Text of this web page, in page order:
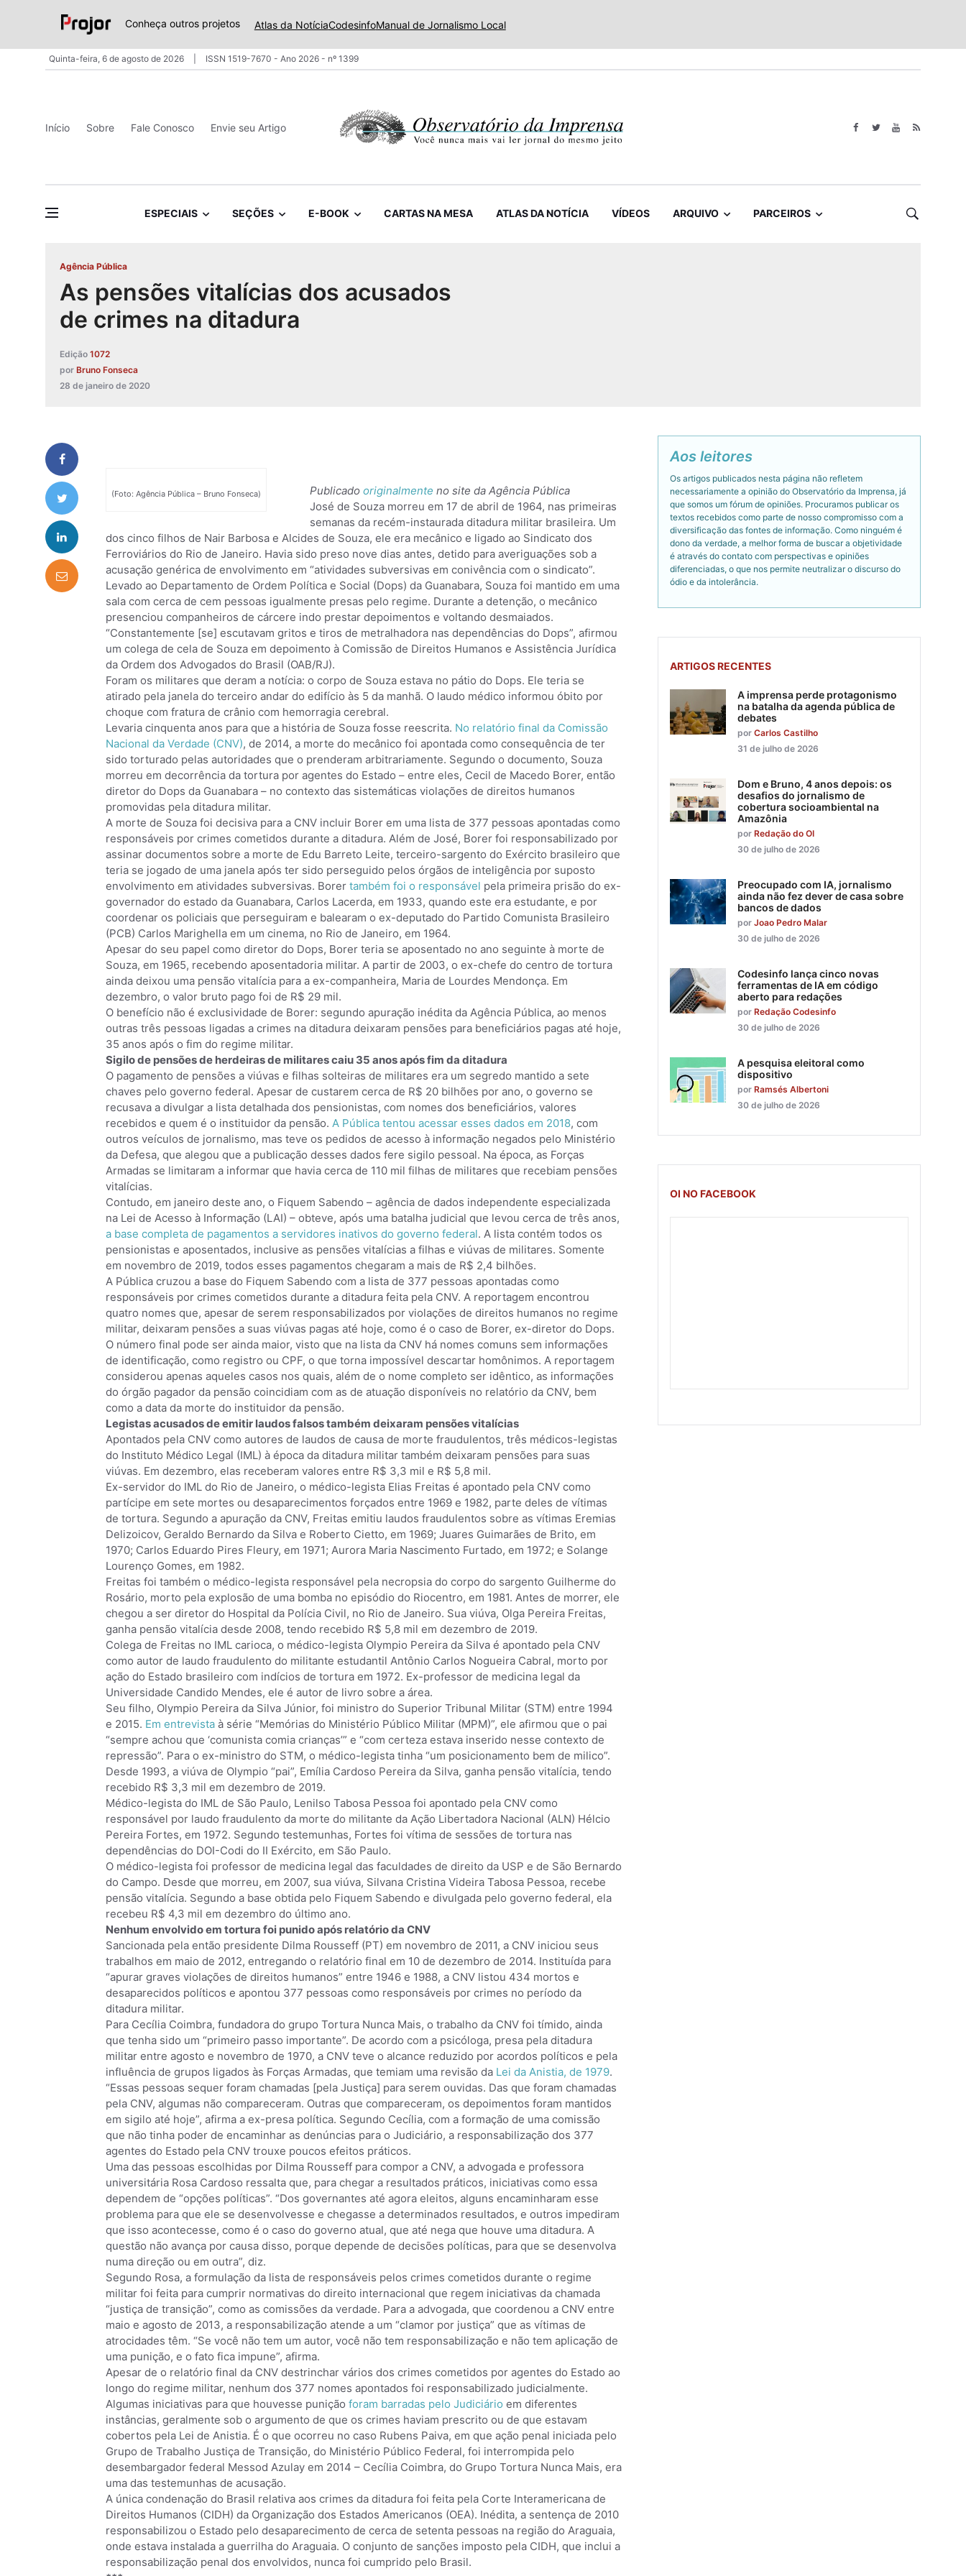
Conheça outros projetos Atlas da NotíciaCodesinfoManual de Jornalismo Local
Quinta-feira, 6 de agosto de 2026 ISSN 1519-7670 - Ano 2026 - nº 1399
Início Sobre Fale Conosco Envie seu Artigo
ESPECIAIS SEÇÕES E-BOOK CARTAS NA MESA ATLAS DA NOTÍCIA VÍDEOS ARQUIVO PARCEIROS
Agência Pública
As pensões vitalícias dos acusados
de crimes na ditadura
Edição 1072
por Bruno Fonseca
28 de janeiro de 2020
(Foto: Agência Pública – Bruno Fonseca) Publicado originalmente no site da Agência Pública
José de Souza morreu em 17 de abril de 1964, nas primeiras
semanas da recém-instaurada ditadura militar brasileira. Um
dos cinco filhos de Nair Barbosa e Alcides de Souza, ele era mecânico e ligado ao Sindicato dos
Ferroviários do Rio de Janeiro. Havia sido preso nove dias antes, detido para averiguações sob a
acusação genérica de envolvimento em “atividades subversivas em conivência com o sindicato”.
Levado ao Departamento de Ordem Política e Social (Dops) da Guanabara, Souza foi mantido em uma
sala com cerca de cem pessoas igualmente presas pelo regime. Durante a detenção, o mecânico
presenciou companheiros de cárcere indo prestar depoimentos e voltando desmaiados.
“Constantemente [se] escutavam gritos e tiros de metralhadora nas dependências do Dops”, afirmou
um colega de cela de Souza em depoimento à Comissão de Direitos Humanos e Assistência Jurídica
da Ordem dos Advogados do Brasil (OAB/RJ).
Foram os militares que deram a notícia: o corpo de Souza estava no pátio do Dops. Ele teria se
atirado pela janela do terceiro andar do edifício às 5 da manhã. O laudo médico informou óbito por
choque com fratura de crânio com hemorragia cerebral.
Levaria cinquenta anos para que a história de Souza fosse reescrita. No relatório final da Comissão
Nacional da Verdade (CNV), de 2014, a morte do mecânico foi apontada como consequência de ter
sido torturado pelas autoridades que o prenderam arbitrariamente. Segundo o documento, Souza
morreu em decorrência da tortura por agentes do Estado – entre eles, Cecil de Macedo Borer, então
diretor do Dops da Guanabara – no contexto das sistemáticas violações de direitos humanos
promovidas pela ditadura militar.
A morte de Souza foi decisiva para a CNV incluir Borer em uma lista de 377 pessoas apontadas como
responsáveis por crimes cometidos durante a ditadura. Além de José, Borer foi responsabilizado por
assinar documentos sobre a morte de Edu Barreto Leite, terceiro-sargento do Exército brasileiro que
teria se jogado de uma janela após ter sido perseguido pelos órgãos de inteligência por suposto
envolvimento em atividades subversivas. Borer também foi o responsável pela primeira prisão do ex-
governador do estado da Guanabara, Carlos Lacerda, em 1933, quando este era estudante, e por
coordenar os policiais que perseguiram e balearam o ex-deputado do Partido Comunista Brasileiro
(PCB) Carlos Marighella em um cinema, no Rio de Janeiro, em 1964.
Apesar do seu papel como diretor do Dops, Borer teria se aposentado no ano seguinte à morte de
Souza, em 1965, recebendo aposentadoria militar. A partir de 2003, o ex-chefe do centro de tortura
ainda deixou uma pensão vitalícia para a ex-companheira, Maria de Lourdes Mendonça. Em
dezembro, o valor bruto pago foi de R$ 29 mil.
O benefício não é exclusividade de Borer: segundo apuração inédita da Agência Pública, ao menos
outras três pessoas ligadas a crimes na ditadura deixaram pensões para beneficiários pagas até hoje,
35 anos após o fim do regime militar.
Sigilo de pensões de herdeiras de militares caiu 35 anos após fim da ditadura
O pagamento de pensões a viúvas e filhas solteiras de militares era um segredo mantido a sete
chaves pelo governo federal. Apesar de custarem cerca de R$ 20 bilhões por ano, o governo se
recusava a divulgar a lista detalhada dos pensionistas, com nomes dos beneficiários, valores
recebidos e quem é o instituidor da pensão. A Pública tentou acessar esses dados em 2018, com
outros veículos de jornalismo, mas teve os pedidos de acesso à informação negados pelo Ministério
da Defesa, que alegou que a publicação desses dados fere sigilo pessoal. Na época, as Forças
Armadas se limitaram a informar que havia cerca de 110 mil filhas de militares que recebiam pensões
vitalícias.
Contudo, em janeiro deste ano, o Fiquem Sabendo – agência de dados independente especializada
na Lei de Acesso à Informação (LAI) – obteve, após uma batalha judicial que levou cerca de três anos,
a base completa de pagamentos a servidores inativos do governo federal. A lista contém todos os
pensionistas e aposentados, inclusive as pensões vitalícias a filhas e viúvas de militares. Somente
em novembro de 2019, todos esses pagamentos chegaram a mais de R$ 2,4 bilhões.
A Pública cruzou a base do Fiquem Sabendo com a lista de 377 pessoas apontadas como
responsáveis por crimes cometidos durante a ditadura feita pela CNV. A reportagem encontrou
quatro nomes que, apesar de serem responsabilizados por violações de direitos humanos no regime
militar, deixaram pensões a suas viúvas pagas até hoje, como é o caso de Borer, ex-diretor do Dops.
O número final pode ser ainda maior, visto que na lista da CNV há nomes comuns sem informações
de identificação, como registro ou CPF, o que torna impossível descartar homônimos. A reportagem
considerou apenas aqueles casos nos quais, além de o nome completo ser idêntico, as informações
do órgão pagador da pensão coincidiam com as de atuação disponíveis no relatório da CNV, bem
como a data da morte do instituidor da pensão.
Legistas acusados de emitir laudos falsos também deixaram pensões vitalícias
Apontados pela CNV como autores de laudos de causa de morte fraudulentos, três médicos-legistas
do Instituto Médico Legal (IML) à época da ditadura militar também deixaram pensões para suas
viúvas. Em dezembro, elas receberam valores entre R$ 3,3 mil e R$ 5,8 mil.
Ex-servidor do IML do Rio de Janeiro, o médico-legista Elias Freitas é apontado pela CNV como
partícipe em sete mortes ou desaparecimentos forçados entre 1969 e 1982, parte deles de vítimas
de tortura. Segundo a apuração da CNV, Freitas emitiu laudos fraudulentos sobre as vítimas Eremias
Delizoicov, Geraldo Bernardo da Silva e Roberto Cietto, em 1969; Juares Guimarães de Brito, em
1970; Carlos Eduardo Pires Fleury, em 1971; Aurora Maria Nascimento Furtado, em 1972; e Solange
Lourenço Gomes, em 1982.
Freitas foi também o médico-legista responsável pela necropsia do corpo do sargento Guilherme do
Rosário, morto pela explosão de uma bomba no episódio do Riocentro, em 1981. Antes de morrer, ele
chegou a ser diretor do Hospital da Polícia Civil, no Rio de Janeiro. Sua viúva, Olga Pereira Freitas,
ganha pensão vitalícia desde 2008, tendo recebido R$ 5,8 mil em dezembro de 2019.
Colega de Freitas no IML carioca, o médico-legista Olympio Pereira da Silva é apontado pela CNV
como autor de laudo fraudulento do militante estudantil Antônio Carlos Nogueira Cabral, morto por
ação do Estado brasileiro com indícios de tortura em 1972. Ex-professor de medicina legal da
Universidade Candido Mendes, ele é autor de livro sobre a área.
Seu filho, Olympio Pereira da Silva Júnior, foi ministro do Superior Tribunal Militar (STM) entre 1994
e 2015. Em entrevista à série “Memórias do Ministério Público Militar (MPM)”, ele afirmou que o pai
“sempre achou que ‘comunista comia crianças’” e “com certeza estava inserido nesse contexto de
repressão”. Para o ex-ministro do STM, o médico-legista tinha “um posicionamento bem de milico”.
Desde 1993, a viúva de Olympio “pai”, Emília Cardoso Pereira da Silva, ganha pensão vitalícia, tendo
recebido R$ 3,3 mil em dezembro de 2019.
Médico-legista do IML de São Paulo, Lenilso Tabosa Pessoa foi apontado pela CNV como
responsável por laudo fraudulento da morte do militante da Ação Libertadora Nacional (ALN) Hélcio
Pereira Fortes, em 1972. Segundo testemunhas, Fortes foi vítima de sessões de tortura nas
dependências do DOI-Codi do II Exército, em São Paulo.
O médico-legista foi professor de medicina legal das faculdades de direito da USP e de São Bernardo
do Campo. Desde que morreu, em 2007, sua viúva, Silvana Cristina Videira Tabosa Pessoa, recebe
pensão vitalícia. Segundo a base obtida pelo Fiquem Sabendo e divulgada pelo governo federal, ela
recebeu R$ 4,3 mil em dezembro do último ano.
Nenhum envolvido em tortura foi punido após relatório da CNV
Sancionada pela então presidente Dilma Rousseff (PT) em novembro de 2011, a CNV iniciou seus
trabalhos em maio de 2012, entregando o relatório final em 10 de dezembro de 2014. Instituída para
“apurar graves violações de direitos humanos” entre 1946 e 1988, a CNV listou 434 mortos e
desaparecidos políticos e apontou 377 pessoas como responsáveis por crimes no período da
ditadura militar.
Para Cecília Coimbra, fundadora do grupo Tortura Nunca Mais, o trabalho da CNV foi tímido, ainda
que tenha sido um “primeiro passo importante”. De acordo com a psicóloga, presa pela ditadura
militar entre agosto e novembro de 1970, a CNV teve o alcance reduzido por acordos políticos e pela
influência de grupos ligados às Forças Armadas, que temiam uma revisão da Lei da Anistia, de 1979.
“Essas pessoas sequer foram chamadas [pela Justiça] para serem ouvidas. Das que foram chamadas
pela CNV, algumas não compareceram. Outras que compareceram, os depoimentos foram mantidos
em sigilo até hoje”, afirma a ex-presa política. Segundo Cecília, com a formação de uma comissão
que não tinha poder de encaminhar as denúncias para o Judiciário, a responsabilização dos 377
agentes do Estado pela CNV trouxe poucos efeitos práticos.
Uma das pessoas escolhidas por Dilma Rousseff para compor a CNV, a advogada e professora
universitária Rosa Cardoso ressalta que, para chegar a resultados práticos, iniciativas como essa
dependem de “opções políticas”. “Dos governantes até agora eleitos, alguns encaminharam esse
problema para que ele se desenvolvesse e chegasse a determinados resultados, e outros impediram
que isso acontecesse, como é o caso do governo atual, que até nega que houve uma ditadura. A
questão não avança por causa disso, porque depende de decisões políticas, para que se desenvolva
numa direção ou em outra”, diz.
Segundo Rosa, a formulação da lista de responsáveis pelos crimes cometidos durante o regime
militar foi feita para cumprir normativas do direito internacional que regem iniciativas da chamada
“justiça de transição”, como as comissões da verdade. Para a advogada, que coordenou a CNV entre
maio e agosto de 2013, a responsabilização atende a um “clamor por justiça” que as vítimas de
atrocidades têm. “Se você não tem um autor, você não tem responsabilização e não tem aplicação de
uma punição, e o fato fica impune”, afirma.
Apesar de o relatório final da CNV destrinchar vários dos crimes cometidos por agentes do Estado ao
longo do regime militar, nenhum dos 377 nomes apontados foi responsabilizado judicialmente.
Algumas iniciativas para que houvesse punição foram barradas pelo Judiciário em diferentes
instâncias, geralmente sob o argumento de que os crimes haviam prescrito ou de que estavam
cobertos pela Lei de Anistia. É o que ocorreu no caso Rubens Paiva, em que ação penal iniciada pelo
Grupo de Trabalho Justiça de Transição, do Ministério Público Federal, foi interrompida pelo
desembargador federal Messod Azulay em 2014 – Cecília Coimbra, do Grupo Tortura Nunca Mais, era
uma das testemunhas de acusação.
A única condenação do Brasil relativa aos crimes da ditadura foi feita pela Corte Interamericana de
Direitos Humanos (CIDH) da Organização dos Estados Americanos (OEA). Inédita, a sentença de 2010
responsabilizou o Estado pelo desaparecimento de cerca de setenta pessoas na região do Araguaia,
onde estava instalada a guerrilha do Araguaia. O conjunto de sanções imposto pela CIDH, que inclui a
responsabilização penal dos envolvidos, nunca foi cumprido pelo Brasil.
Aos leitores
Os artigos publicados nesta página não refletem
necessariamente a opinião do Observatório da Imprensa, já
que somos um fórum de opiniões. Procuramos publicar os
textos recebidos como parte de nosso compromisso com a
diversificação das fontes de informação. Como ninguém é
dono da verdade, a melhor forma de buscar a objetividade
é através do contato com perspectivas e opiniões
diferenciadas, o que nos permite neutralizar o discurso do
ódio e da intolerância.
ARTIGOS RECENTES
A imprensa perde protagonismo
na batalha da agenda pública de
debates
por Carlos Castilho
31 de julho de 2026
Dom e Bruno, 4 anos depois: os
desafios do jornalismo de
cobertura socioambiental na
Amazônia
por Redação do OI
30 de julho de 2026
Preocupado com IA, jornalismo
ainda não fez dever de casa sobre
bancos de dados
por Joao Pedro Malar
30 de julho de 2026
Codesinfo lança cinco novas
ferramentas de IA em código
aberto para redações
por Redação Codesinfo
30 de julho de 2026
A pesquisa eleitoral como
dispositivo
por Ramsés Albertoni
30 de julho de 2026
OI NO FACEBOOK